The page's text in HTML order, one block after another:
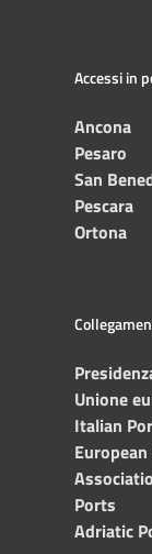
Accessi in
Ancona
Pesaro
San
Pescara
Ortona
Unione
Italian
Ports
Adriatic